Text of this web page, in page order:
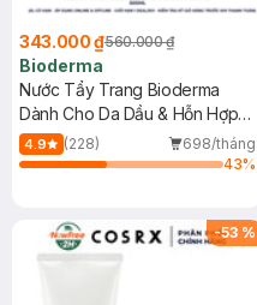
343.000 ₫560.000 ₫
Bioderma
Nước Tẩy Trang Bioderma
Dành Cho Da Dầu & Hỗn Hợp
500ml
4.9 (228)
698/tháng
43%
-53 %